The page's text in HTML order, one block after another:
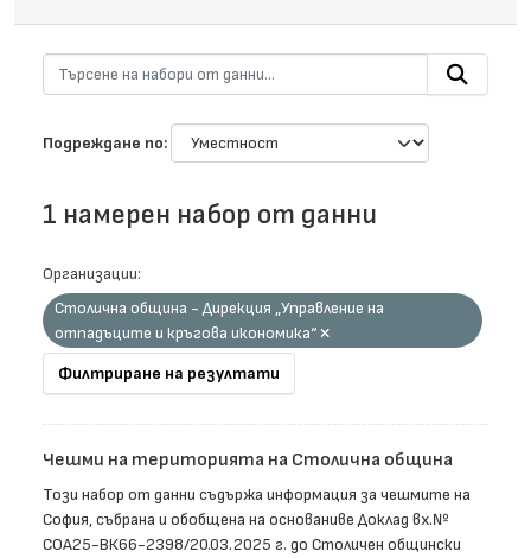
Подреждане по
1 намерен набор от данни
Организации:
Столична община - Дирекция „Управление на
отпадъците и кръгова икономика“
Филтриране на резултати
Чешми на територията на Столична община
Този набор от данни съдържа информация за чешмите на
София, събрана и обобщена на основаниве Доклад вх.№
СОА25-ВК66-2398/20.03.2025 г. до Столичен общински